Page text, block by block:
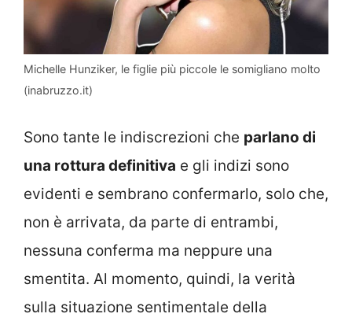
Michelle Hunziker, le figlie più piccole le somigliano molto
(inabruzzo.it)
Sono tante le indiscrezioni che parlano di
una rottura definitiva e gli indizi sono
evidenti e sembrano confermarlo, solo che,
non è arrivata, da parte di entrambi,
nessuna conferma ma neppure una
smentita. Al momento, quindi, la verità
sulla situazione sentimentale della